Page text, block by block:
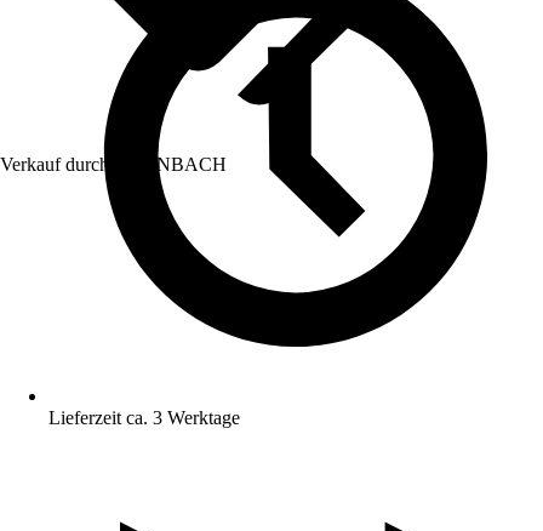
Verkauf durch: HORNBACH
Lieferzeit ca. 3 Werktage